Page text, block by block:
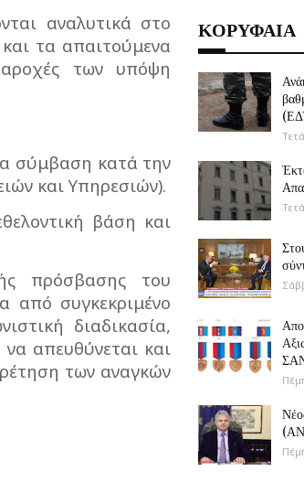
αναλυτικά στο
τα απαιτούμενα
των υπόψη
σύμβαση κατά την
και Υπηρεσιών).
βάση και
πρόσβασης του
από συγκεκριμένο
διαδικασία,
απευθύνεται και
των αναγκών
ΚΟΡΥΦΑΙΑ